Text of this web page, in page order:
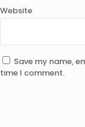
Website
Save my name,
time I comment.